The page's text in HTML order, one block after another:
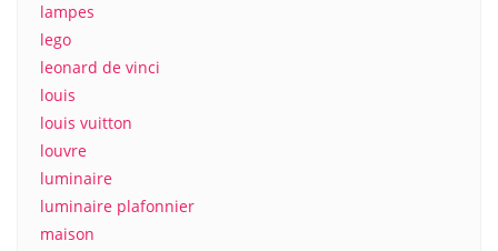
lampes
lego
leonard de vinci
louis
louis vuitton
louvre
luminaire
luminaire plafonnier
maison